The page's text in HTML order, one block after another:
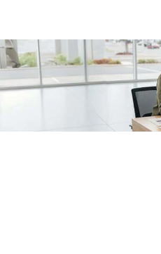
/fragments/plp-details